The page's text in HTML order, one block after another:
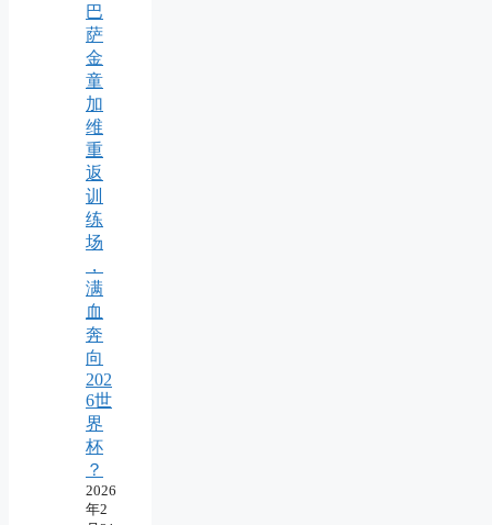
巴
萨
金
童
加
维
重
返
训
练
场
，
满
血
奔
向
202
6世
界
杯
？
2026
年2